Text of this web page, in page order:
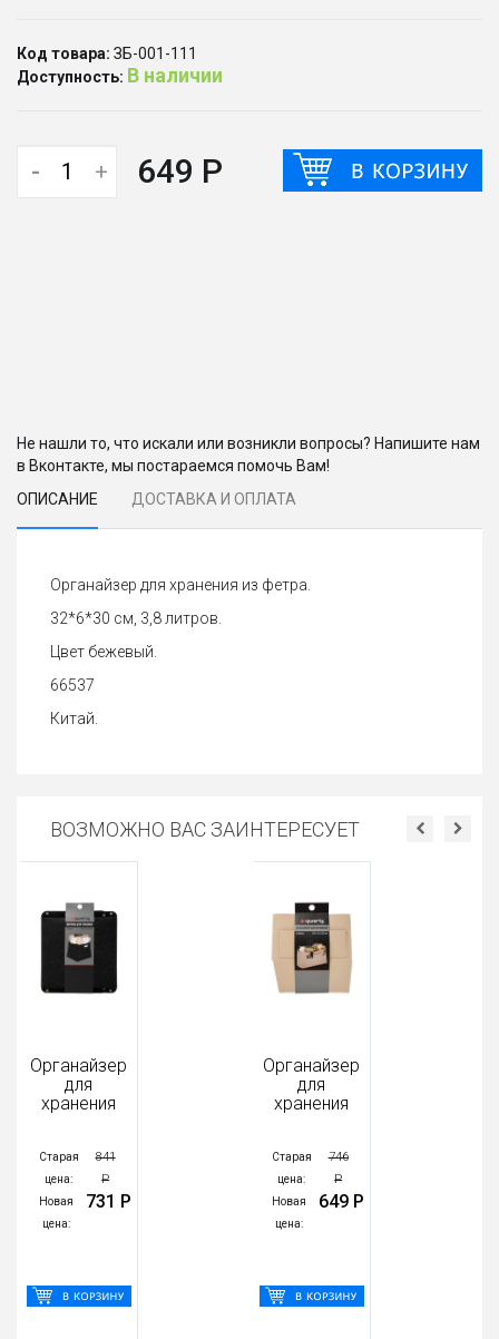
Код товара: ЗБ-001-111
Доступность: В наличии
- + 649 Р
Не нашли то, что искали или возникли вопросы? Напишите нам
в Вконтакте, мы постараемся помочь Вам!
ОПИСАНИЕ
ДОСТАВКА И ОПЛАТА
Органайзер для хранения из фетра.
32*6*30 см, 3,8 литров.
Цвет бежевый.
66537
Китай.
ВОЗМОЖНО ВАС ЗАИНТЕРЕСУЕТ
Органайзер
для
хранения
Старая
цена:
841
Р
Новая
цена:
731 Р
Органайзер
для
хранения
Старая
цена:
746
Р
Новая
цена:
649 Р